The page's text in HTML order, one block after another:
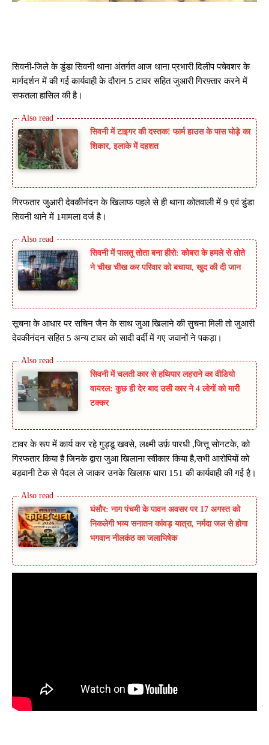
सिवनी-जिले के डुंडा सिवनी थाना अंतर्गत आज थाना प्रभारी दिलीप पचेवशर के
मार्गदर्शन में की गई कार्यवाही के दौरान 5 टावर सहित जुआरी गिरफ़्तार करने में
सफतला हासिल की है।
सिवनी में टाइगर की दस्तक! फार्म हाउस के पास घोड़े का
शिकार, इलाके में दहशत
गिरफतार जुआरी देवकीनंदन के खिलाफ पहले से ही थाना कोतवाली में 9 एवं डुंडा
सिवनी थाने में 1मामला दर्ज है।
सिवनी में पालतू तोता बना हीरो: कोबरा के हमले से तोते
ने चीख चीख कर परिवार को बचाया, खुद की दी जान
सूचना के आधार पर सचिन जैन के साथ जुआ खिलाने की सुचना मिली तो जुआरी
देवकीनंदन सहित 5 अन्य टावर को सादी वर्दी में गए जवानों ने पकड़ा।
सिवनी में चलती कार से हथियार लहराने का वीडियो
वायरल: कुछ ही देर बाद उसी कार ने 4 लोगों को मारी
टक्कर
टावर के रूप में कार्य कर रहे गुड्डू खवसे, लक्ष्मी उर्फ़ पारधी ,जित्तू सोनटके, को
गिरफतार किया है जिनके द्वारा जुआ खिलाना स्वीकार किया है,सभी आरोपियों को
बड़वानी टेक से पैदल ले जाकर उनके खिलाफ धारा 151 की कार्यवाही की गई है।
घंसौर: नाग पंचमी के पावन अवसर पर 17 अगस्त को
निकलेगी भव्य सनातन कांवड़ यात्रा, नर्मदा जल से होगा
भगवान नीलकंठ का जलाभिषेक